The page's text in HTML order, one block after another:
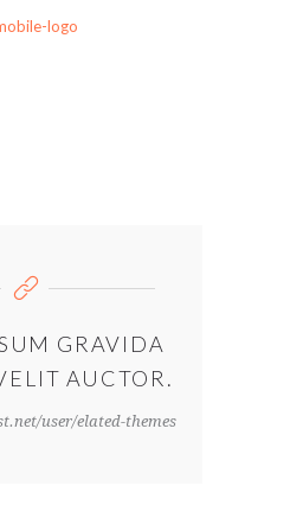
GRAVIDA
AUCTOR.
user/elated-themes